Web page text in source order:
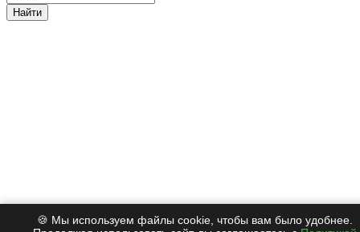
Найти
🍪 Мы используем файлы cookie, чтобы вам было удобнее.